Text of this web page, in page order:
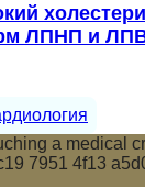
ЛПНП и